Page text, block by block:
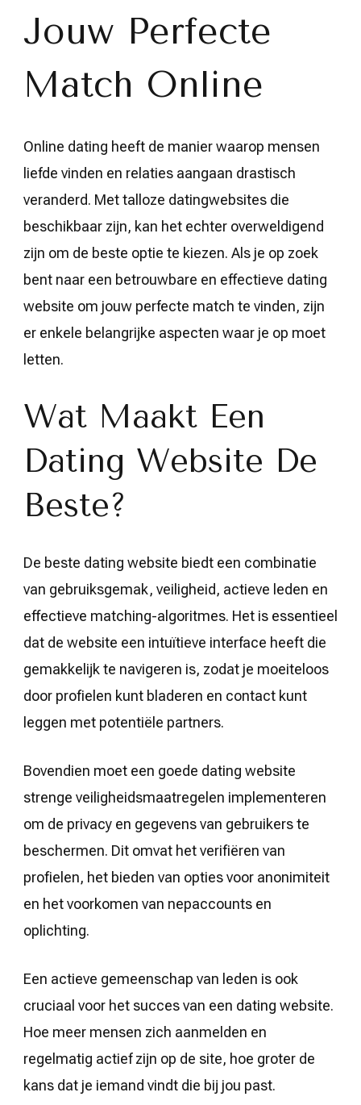
Jouw Perfecte
Match Online
Online dating heeft de manier waarop mensen
liefde vinden en relaties aangaan drastisch
veranderd. Met talloze datingwebsites die
beschikbaar zijn, kan het echter overweldigend
zijn om de beste optie te kiezen. Als je op zoek
bent naar een betrouwbare en effectieve dating
website om jouw perfecte match te vinden, zijn
er enkele belangrijke aspecten waar je op moet
letten.
Wat Maakt Een
Dating Website De
Beste?
De beste dating website biedt een combinatie
van gebruiksgemak, veiligheid, actieve leden en
effectieve matching-algoritmes. Het is essentieel
dat de website een intuïtieve interface heeft die
gemakkelijk te navigeren is, zodat je moeiteloos
door profielen kunt bladeren en contact kunt
leggen met potentiële partners.
Bovendien moet een goede dating website
strenge veiligheidsmaatregelen implementeren
om de privacy en gegevens van gebruikers te
beschermen. Dit omvat het verifiëren van
profielen, het bieden van opties voor anonimiteit
en het voorkomen van nepaccounts en
oplichting.
Een actieve gemeenschap van leden is ook
cruciaal voor het succes van een dating website.
Hoe meer mensen zich aanmelden en
regelmatig actief zijn op de site, hoe groter de
kans dat je iemand vindt die bij jou past.